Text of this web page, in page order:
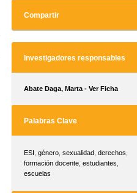
Compartir
Investigadores responsables
Abate Daga, Marta - Ver Ficha
Palabras Clave
ESI género sexualidad derechos
formación docente estudiantes
escuelas